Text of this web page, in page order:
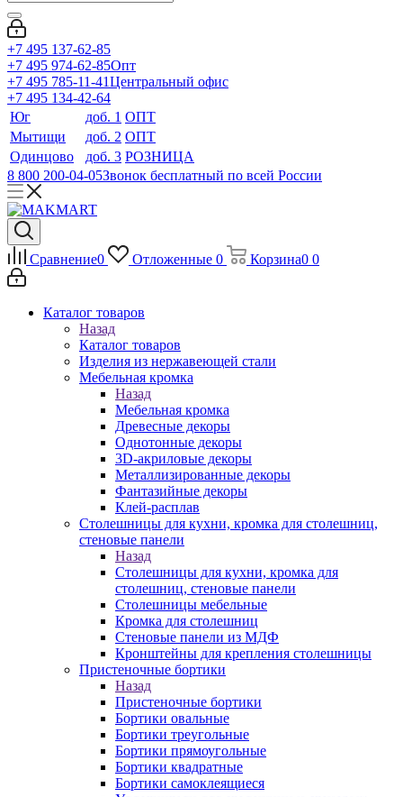
+7 495 137-62-85
+7 495 974-62-85Опт
+7 495 785-11-41Центральный офис
+7 495 134-42-64
Юг
доб. 1 ОПТ
Мытищи
доб. 2 ОПТ
Одинцово
доб. 3 РОЗНИЦА
8 800 200-04-05Звонок бесплатный по всей России
Сравнение0 Отложенные 0 Корзина0 0
Каталог товаров
Назад
Каталог товаров
Изделия из нержавеющей стали
Мебельная кромка
Назад
Мебельная кромка
Древесные декоры
Однотонные декоры
3D-акриловые декоры
Металлизированные декоры
Фантазийные декоры
Клей-расплав
Столешницы для кухни, кромка для столешниц,
стеновые панели
Назад
Столешницы для кухни, кромка для
столешниц, стеновые панели
Столешницы мебельные
Кромка для столешниц
Стеновые панели из МДФ
Кронштейны для крепления столешницы
Пристеночные бортики
Назад
Пристеночные бортики
Бортики овальные
Бортики треугольные
Бортики прямоугольные
Бортики квадратные
Бортики самоклеящиеся